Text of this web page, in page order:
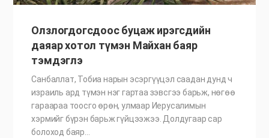
Олзлогдогсдоос буцаж ирэгсдийн
даяар хотол түмэн Майхан баяр
тэмдэглэ
Санбаллат, Тобиа нарын эсэргүүцэл саадан дунд ч
израиль ард түмэн нэг гартаа зэвсгээ барьж, нөгөө
гараараа тоосго өрөн, улмаар Иерусалимын
хэрмийг бүрэн барьж гүйцээжээ. Долдугаар сар
болоход баяр…